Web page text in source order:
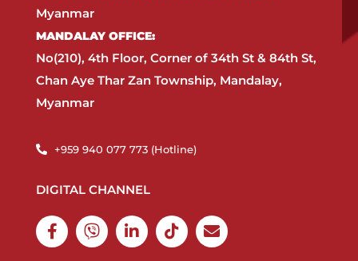
Myanmar​
MANDALAY OFFICE:​
No(210), 4th Floor, Corner of 34th St & 84th St,
Chan Aye Thar Zan Township, Mandalay,
Myanmar
+959 940 077 773 (Hotline)​
DIGITAL CHANNEL